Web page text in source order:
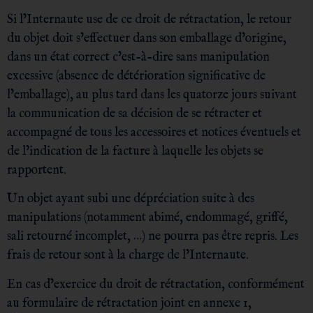
Si l’Internaute use de ce droit de rétractation, le retour
du objet doit s’effectuer dans son emballage d’origine,
dans un état correct c’est-à-dire sans manipulation
excessive (absence de détérioration significative de
l’emballage), au plus tard dans les quatorze jours suivant
la communication de sa décision de se rétracter et
accompagné de tous les accessoires et notices éventuels et
de l’indication de la facture à laquelle les objets se
rapportent.
Un objet ayant subi une dépréciation suite à des
manipulations (notamment abimé, endommagé, griffé,
sali retourné incomplet, …) ne pourra pas être repris. Les
frais de retour sont à la charge de l’Internaute.
En cas d’exercice du droit de rétractation, conformément
au formulaire de rétractation joint en annexe 1,